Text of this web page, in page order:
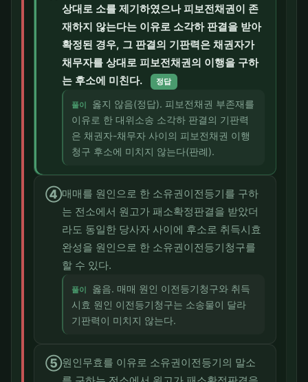
상대로 소를 제기하였으나 피보전채권이 존
재하지 않는다는 이유로 소각하 판결을 받아
확정된 경우, 그 판결의 기판력은 채권자가
채무자를 상대로 피보전채권의 이행을 구하
는 후소에 미친다.
정답
풀이
옳지 않음(정답). 피보전채권 부존재를
이유로 한 대위소송 소각하 판결의 기판력
은 채권자-채무자 사이의 피보전채권 이행
청구 후소에 미치지 않는다(판례).
④매매를 원인으로 한 소유권이전등기를 구하
는 전소에서 원고가 패소확정판결을 받았더
라도 동일한 당사자 사이에 후소로 취득시효
완성을 원인으로 한 소유권이전등기청구를
할 수 있다.
풀이
옳음. 매매 원인 이전등기청구와 취득
시효 원인 이전등기청구는 소송물이 달라
기판력이 미치지 않는다.
⑤원인무효를 이유로 소유권이전등기의 말소